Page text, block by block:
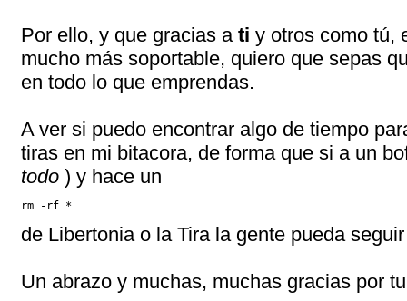
Por ello, y que gracias a ti y otros como tú,
mucho más soportable, quiero que sepas
en todo lo que emprendas.
A ver si puedo encontrar algo de tiempo
tiras en mi bitacora, de forma que si a un
todo ) y hace un
rm -rf *
de Libertonia o la Tira la gente pueda
Un abrazo y muchas, muchas gracias por